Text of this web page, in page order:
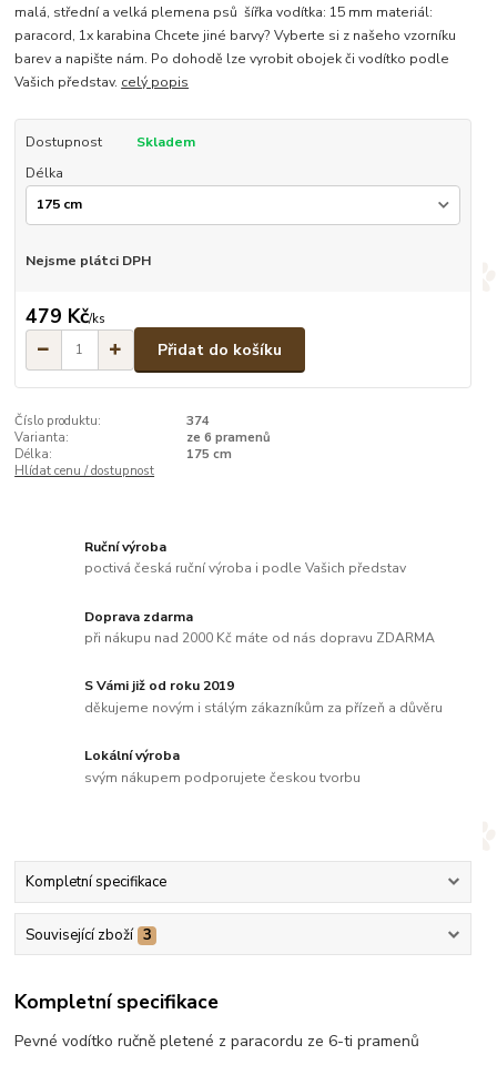
malá, střední a velká plemena psů šířka vodítka: 15 mm materiál:
paracord, 1x karabina Chcete jiné barvy? Vyberte si z našeho vzorníku
barev a napište nám. Po dohodě lze vyrobit obojek či vodítko podle
Vašich představ. celý popis
Dostupnost
Skladem
Délka
Nejsme plátci DPH
479 Kč/ks
Přidat do košíku
Číslo produktu:
374
Varianta:
ze 6 pramenů
Délka:
175 cm
Hlídat cenu / dostupnost
Ruční výroba
poctivá česká ruční výroba i podle Vašich představ
Doprava zdarma
při nákupu nad 2000 Kč máte od nás dopravu ZDARMA
S Vámi již od roku 2019
děkujeme novým i stálým zákazníkům za přízeň a důvěru
Lokální výroba
svým nákupem podporujete českou tvorbu
Kompletní specifikace
Související zboží 3
Kompletní specifikace
Pevné vodítko ručně pletené z paracordu ze 6-ti pramenů